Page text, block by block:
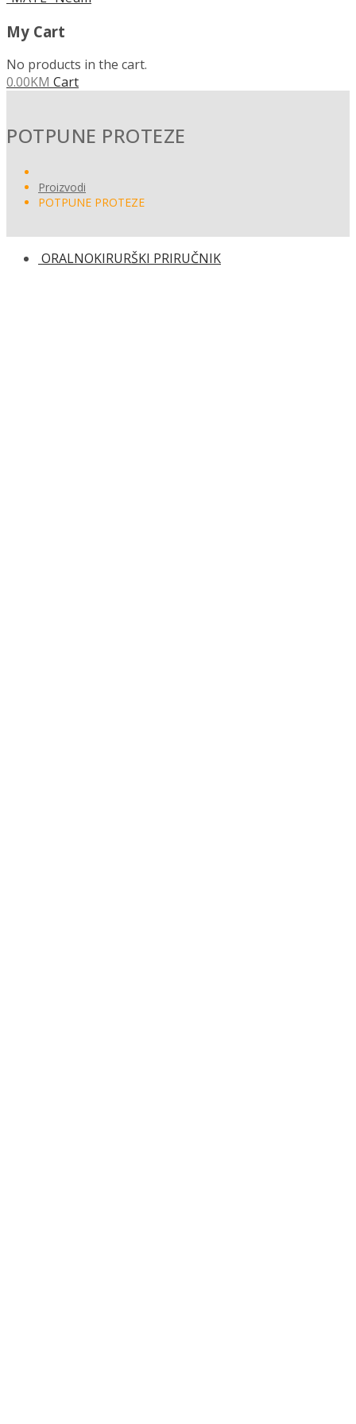
My Cart
No products in the cart.
0.00KM Cart
POTPUNE PROTEZE
Proizvodi
POTPUNE PROTEZE
ORALNOKIRURŠKI PRIRUČNIK